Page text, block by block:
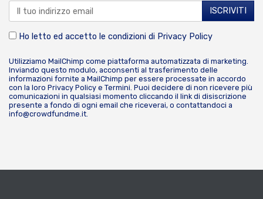
Ho letto ed accetto le condizioni di Privacy Policy
Utilizziamo MailChimp come piattaforma automatizzata di marketing.
Inviando questo modulo, acconsenti al trasferimento delle
informazioni fornite a MailChimp per essere processate in accordo
con la loro Privacy Policy e Termini. Puoi decidere di non ricevere più
comunicazioni in qualsiasi momento cliccando il link di disiscrizione
presente a fondo di ogni email che riceverai, o contattandoci a
info@crowdfundme.it.